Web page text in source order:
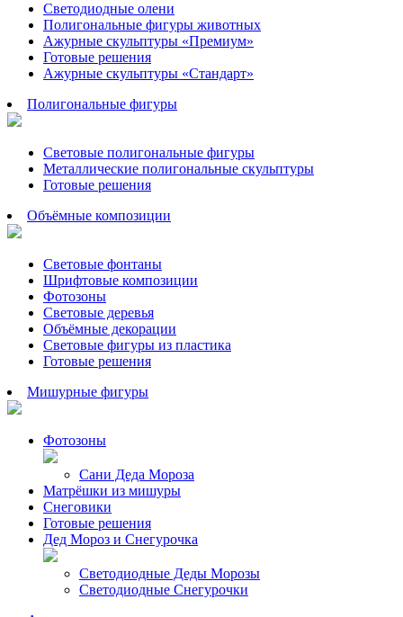
Светодиодные олени
Полигональные фигуры животных
Ажурные скульптуры «Премиум»
Готовые решения
Ажурные скульптуры «Стандарт»
Полигональные фигуры
Световые полигональные фигуры
Металлические полигональные скульптуры
Готовые решения
Объёмные композиции
Световые фонтаны
Шрифтовые композиции
Фотозоны
Световые деревья
Объёмные декорации
Световые фигуры из пластика
Готовые решения
Мишурные фигуры
Фотозоны
Сани Деда Мороза
Матрёшки из мишуры
Снеговики
Готовые решения
Дед Мороз и Снегурочка
Светодиодные Деды Морозы
Светодиодные Снегурочки